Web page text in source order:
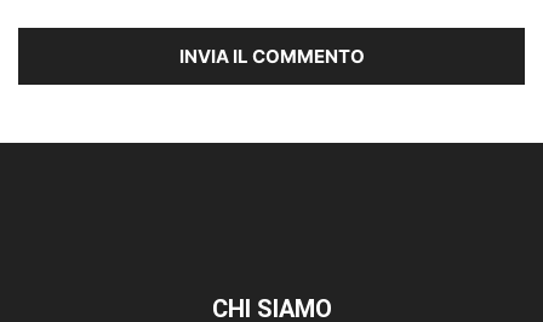
CHI SIAMO